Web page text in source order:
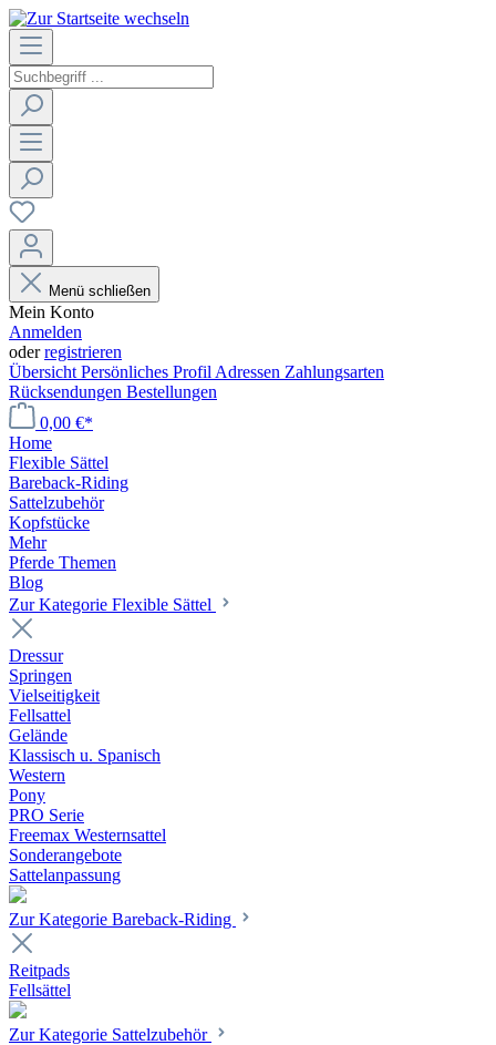
Menü schließen
Mein Konto
Anmelden
oderregistrieren
Übersicht Persönliches Profil Adressen Zahlungsarten
Rücksendungen Bestellungen
0,00 €*
Home
Flexible Sättel
Bareback-Riding
Sattelzubehör
Kopfstücke
Mehr
Pferde Themen
Blog
Zur Kategorie Flexible Sättel
Dressur
Springen
Vielseitigkeit
Fellsattel
Gelände
Klassisch u. Spanisch
Western
Pony
PRO Serie
Freemax Westernsattel
Sonderangebote
Sattelanpassung
Zur Kategorie Bareback-Riding
Reitpads
Fellsättel
Zur Kategorie Sattelzubehör